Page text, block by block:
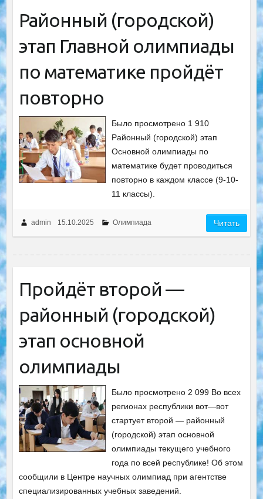
Районный (городской)
этап Главной олимпиады
по математике пройдёт
повторно
Было просмотрено 1 910
Районный (городской) этап
Основной олимпиады по
математике будет проводиться
повторно в каждом классе (9-10-
11 классы).
admin 15.10.2025 Олимпиада Читать
Пройдёт второй —
районный (городской)
этап основной
олимпиады
Было просмотрено 2 099 Во всех
регионах республики вот—вот
стартует второй — районный
(городской) этап основной
олимпиады текущего учебного
года по всей республике! Об этом
сообщили в Центре научных олимпиад при агентстве
специализированных учебных заведений.